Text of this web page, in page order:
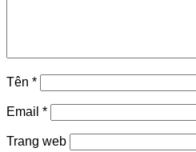
Tên *
Email *
Trang web